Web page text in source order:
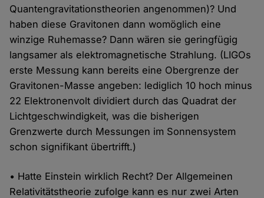
Quantengravitationstheorien angenommen)? Und
haben diese Gravitonen dann womöglich eine
winzige Ruhemasse? Dann wären sie geringfügig
langsamer als elektromagnetische Strahlung. (LIGOs
erste Messung kann bereits eine Obergrenze der
Gravitonen-Masse angeben: lediglich 10 hoch minus
22 Elektronenvolt dividiert durch das Quadrat der
Lichtgeschwindigkeit, was die bisherigen
Grenzwerte durch Messungen im Sonnensystem
schon signifikant übertrifft.)
• Hatte Einstein wirklich Recht? Der Allgemeinen
Relativitätstheorie zufolge kann es nur zwei Arten